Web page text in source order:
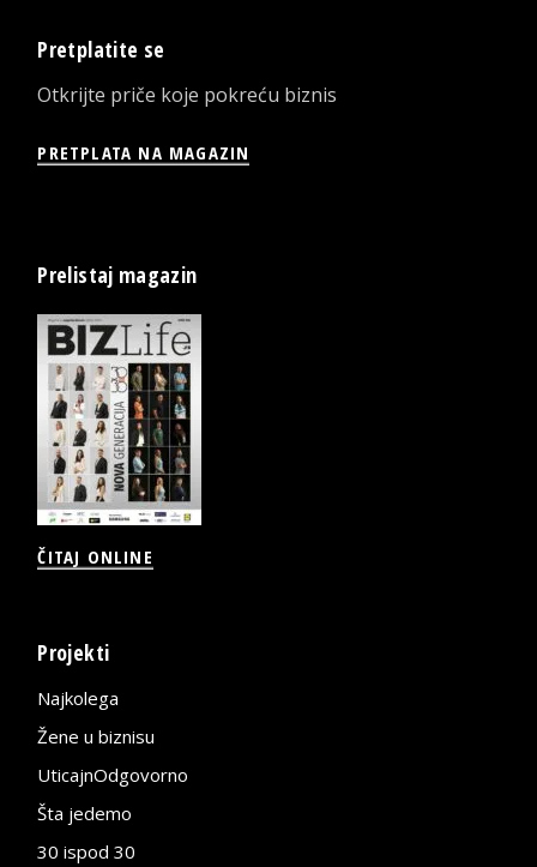
Pretplatite se
Otkrijte priče koje pokreću biznis
PRETPLATA NA MAGAZIN
Prelistaj magazin
ČITAJ ONLINE
Projekti
Najkolega
Žene u biznisu
UticajnOdgovorno
Šta jedemo
30 ispod 30